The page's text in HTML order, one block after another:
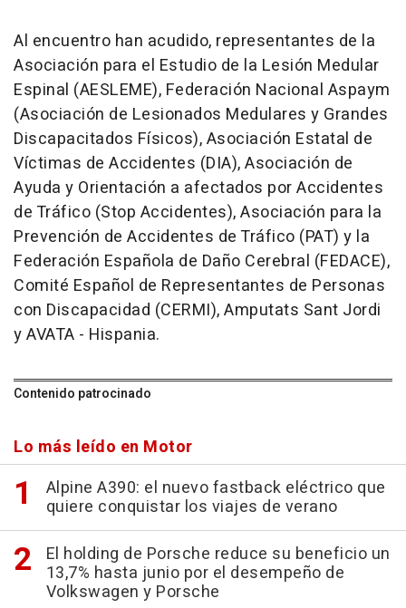
Al encuentro han acudido, representantes de la
Asociación para el Estudio de la Lesión Medular
Espinal (AESLEME), Federación Nacional Aspaym
(Asociación de Lesionados Medulares y Grandes
Discapacitados Físicos), Asociación Estatal de
Víctimas de Accidentes (DIA), Asociación de
Ayuda y Orientación a afectados por Accidentes
de Tráfico (Stop Accidentes), Asociación para la
Prevención de Accidentes de Tráfico (PAT) y la
Federación Española de Daño Cerebral (FEDACE),
Comité Español de Representantes de Personas
con Discapacidad (CERMI), Amputats Sant Jordi
y AVATA - Hispania.
Contenido patrocinado
Lo más leído en Motor
Alpine A390: el nuevo fastback eléctrico que
quiere conquistar los viajes de verano
El holding de Porsche reduce su beneficio un
13,7% hasta junio por el desempeño de
Volkswagen y Porsche